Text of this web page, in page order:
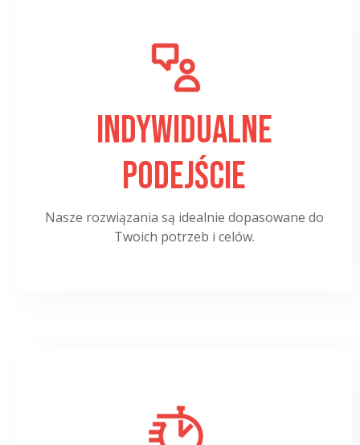
Indywidualne
podejście
Nasze rozwiązania są idealnie dopasowane do
Twoich potrzeb i celów.